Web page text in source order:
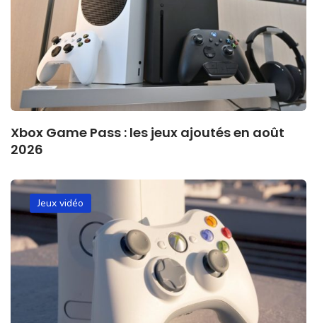
Xbox Game Pass : les jeux ajoutés en août
2026
Jeux vidéo